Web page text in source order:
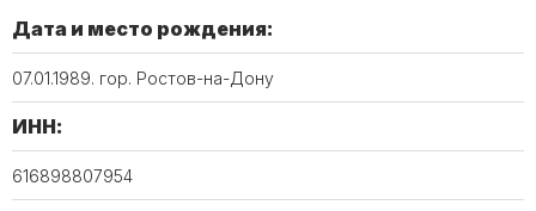
Дата и место рождения:
07.01.1989. гор. Ростов-на-Дону
ИНН:
616898807954